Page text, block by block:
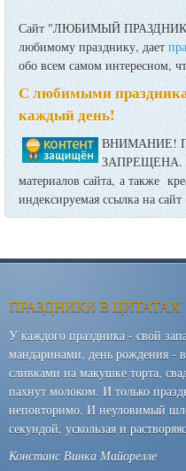
Сайт "ЛЮБИМЫЙ ПРАЗДНИК"
любимому празднику, дает
обо всем самом интересном,
С любимыми
каждый день!
ВНИМАНИЕ!
ЗАПРЕЩЕНА.
материалов сайта, а также
индексируемая ссылка на сайт
ПРАЗДНИКИ В ЦИТАТАХ
У каждого праздника - свой
мандаринами, день рождения
сливками на макушке торта,
пахнут молоком. И только
неповторимо. И неуловимый
секундой, ускользая и
Констанс Винка Майорелле